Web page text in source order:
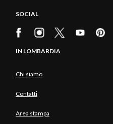
SOCIAL
IN LOMBARDIA
Chi siamo
Contatti
Area stampa